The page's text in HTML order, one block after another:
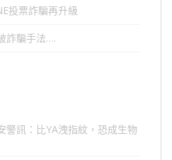
投票詐騙再升級
詐騙手法….
警訊：比YA洩指紋，恐成生物